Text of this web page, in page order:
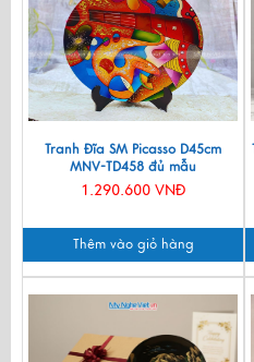
Tranh Đĩa SM Picasso D45cm
MNV-TD458 đủ mẫu
1.290.600 VNĐ
Thêm vào giỏ hàng